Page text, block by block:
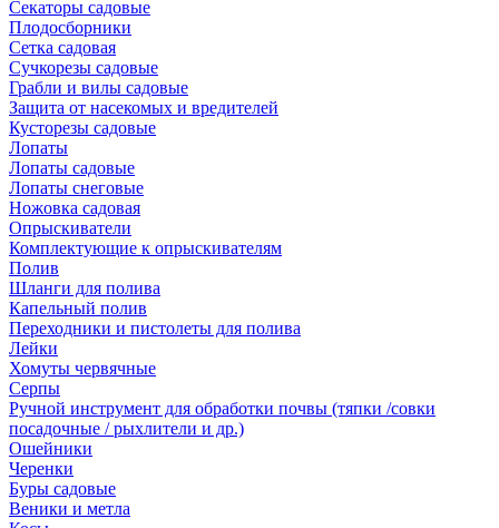
Секаторы садовые
Плодосборники
Сетка садовая
Сучкорезы садовые
Грабли и вилы садовые
Защита от насекомых и вредителей
Кусторезы садовые
Лопаты
Лопаты садовые
Лопаты снеговые
Ножовка садовая
Опрыскиватели
Комплектующие к опрыскивателям
Полив
Шланги для полива
Капельный полив
Переходники и пистолеты для полива
Лейки
Хомуты червячные
Серпы
Ручной инструмент для обработки почвы (тяпки /совки
посадочные / рыхлители и др.)
Ошейники
Черенки
Буры садовые
Веники и метла